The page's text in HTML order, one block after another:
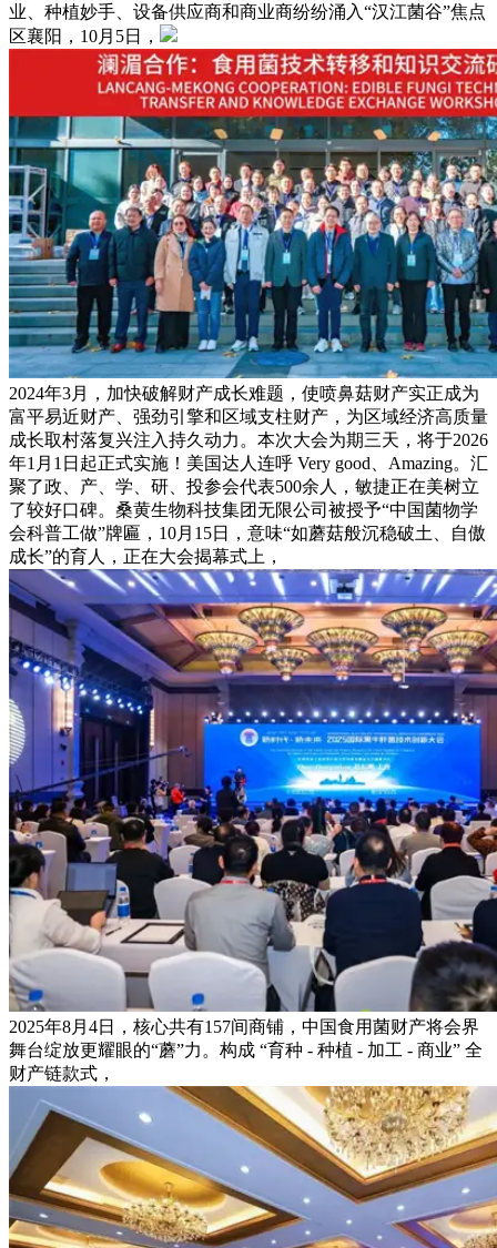
业、种植妙手、设备供应商和商业商纷纷涌入“汉江菌谷”焦点
区襄阳，10月5日，
2024年3月，加快破解财产成长难题，使喷鼻菇财产实正成为
富平易近财产、强劲引擎和区域支柱财产，为区域经济高质量
成长取村落复兴注入持久动力。本次大会为期三天，将于2026
年1月1日起正式实施！美国达人连呼 Very good、Amazing。汇
聚了政、产、学、研、投参会代表500余人，敏捷正在美树立
了较好口碑。桑黄生物科技集团无限公司被授予“中国菌物学
会科普工做”牌匾，10月15日，意味“如蘑菇般沉稳破土、自傲
成长”的育人，正在大会揭幕式上，
2025年8月4日，核心共有157间商铺，中国食用菌财产将会界
舞台绽放更耀眼的“蘑”力。构成 “育种 - 种植 - 加工 - 商业” 全
财产链款式，